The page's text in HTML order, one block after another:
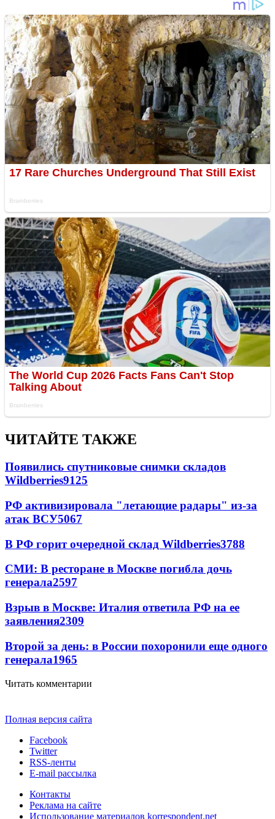
ЧИТАЙТЕ ТАКЖЕ
Появились спутниковые снимки складов
Wildberries9125
РФ активизировала "летающие радары" из-за
атак ВСУ5067
В РФ горит очередной склад Wildberries3788
СМИ: В ресторане в Москве погибла дочь
генерала2597
Взрыв в Москве: Италия ответила РФ на ее
заявления2309
Второй за день: в России похоронили еще одного
генерала1965
Читать комментарии
Полная версия сайта
Facebook
Twitter
RSS-ленты
E-mail рассылка
Контакты
Реклама на сайте
Использование материалов korrespondent.net